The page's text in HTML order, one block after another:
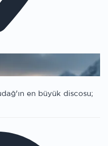
en büyük discosu;